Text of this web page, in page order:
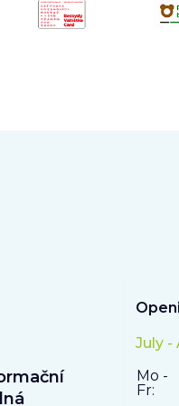
July -
Mo -
Fr: